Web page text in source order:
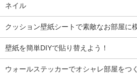
ネイル
クッション壁紙シートで素敵なお部屋に
壁紙を簡単DIYで貼り替えよう！
ウォールステッカーでオシャレ部屋をつ